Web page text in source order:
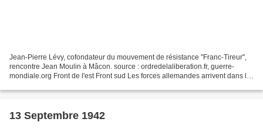
Jean-Pierre Lévy, cofondateur du mouvement de résistance "Franc-Tireur",
rencontre Jean Moulin à Mâcon. source : ordredelaliberation.fr, guerre-
mondiale.org Front de l'est Front sud Les forces allemandes arrivent dans le
13 Septembre 1942